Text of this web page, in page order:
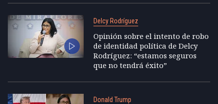
Delcy Rodríguez
Opinión sobre el intento de robo
de identidad política de Delcy
Rodríguez: “estamos seguros
que no tendrá éxito”
Donald Trump